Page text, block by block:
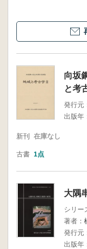
向坂
と考
発行元
出版年
新刊 在庫なし
古書 1点
大隅
シリー
著者：
発行元
出版年